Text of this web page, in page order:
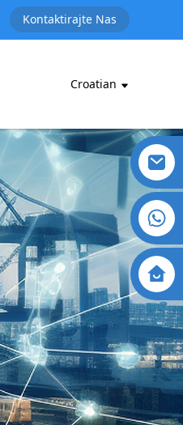
Kontaktirajte Nas
Croatian